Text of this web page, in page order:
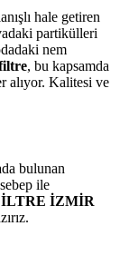
hale getiren
partikülleri
nem
, bu kapsamda
alıyor. Kalitesi ve
bulunan
ile
İZMİR